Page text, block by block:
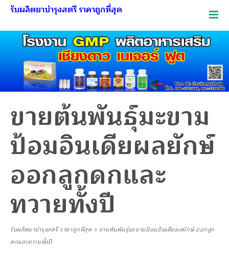
รับผลิตยาบำรุงสตรี ราคาถูกที่สุด
ขายต้นพันธุ์มะขาม
ป้อมอินเดียผลยักษ์
ออกลูกดกและ
ทวายทั้งปี
รับผลิตยาบำรุงสตรี ราคาถูกที่สุด > ขายต้นพันธุ์มะขามป้อมอินเดียผลยักษ์ ออกลูก
ดกและทวายทั้งปี